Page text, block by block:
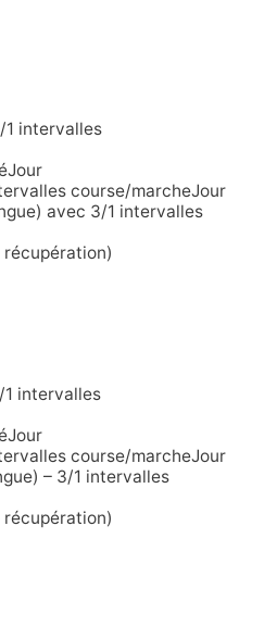
1 intervalles
course/marcheJour
avec 3/1 intervalles
récupération)
1 intervalles
course/marcheJour
– 3/1 intervalles
récupération)